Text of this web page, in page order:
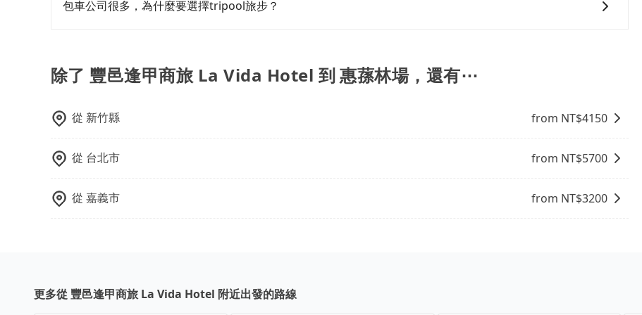
包車公司很多，為什麼要選擇tripool旅步？
費用，且還提供優於其他業者更彈性的取消政策，讓您在規劃行程時能更無後顧之憂。無論您是要前往市區還是
郊區，我們都可以為您提供最佳的旅遊體驗。所以，如果您正在尋找一家可靠的包車公司，tripool旅步絕對是您
除了 豐邑逢甲商旅 La Vida Hotel 到 惠蓀林場，還有⋯
從 新竹縣 from NT$4150
從 台北市 from NT$5700
從 嘉義市 from NT$3200
更多從 豐邑逢甲商旅 La Vida Hotel 附近出發的路線